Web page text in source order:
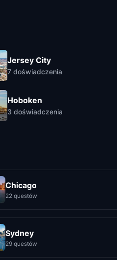
Jersey City
7 doświadczenia
Hoboken
3 doświadczenia
Chicago
22 questów
Sydney
29 questów